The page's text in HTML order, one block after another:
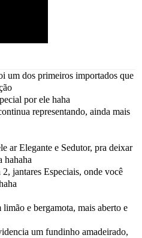
um dos primeiros importados que
por ele haha
representando, ainda mais
ar Elegante e Sedutor, pra deixar
hahaha
jantares Especiais, onde você
e bergamota, mais aberto e
um fundinho amadeirado,